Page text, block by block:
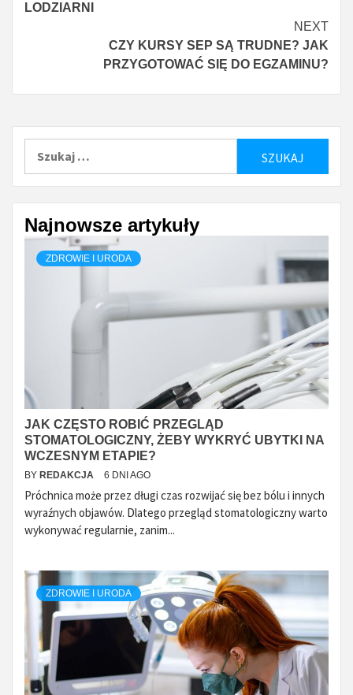
LODZIARNI
NEXT
CZY KURSY SEP SĄ TRUDNE? JAK
PRZYGOTOWAĆ SIĘ DO EGZAMINU?
Najnowsze artykuły
ZDROWIE I URODA
JAK CZĘSTO ROBIĆ PRZEGLĄD
STOMATOLOGICZNY, ŻEBY WYKRYĆ UBYTKI NA
WCZESNYM ETAPIE?
BY REDAKCJA 6 DNI AGO
Próchnica może przez długi czas rozwijać się bez bólu i innych
wyraźnych objawów. Dlatego przegląd stomatologiczny warto
wykonywać regularnie, zanim...
ZDROWIE I URODA